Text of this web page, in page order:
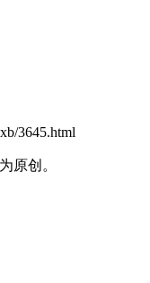
3645.html
原创。